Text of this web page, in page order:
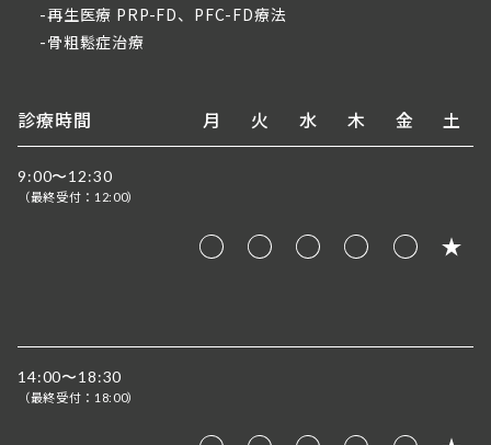
再生医療 PRP-FD、PFC-FD療法
骨粗鬆症治療
診療時間 月 火 水 木 金 土
9:00〜12:30
（最終受付： 12:00）
14:00〜18:30
（最終受付： 18:00）